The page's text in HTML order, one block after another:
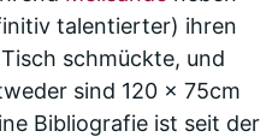
talentierter) ihren
schmückte, und
sind 120 × 75cm
Bibliografie ist seit der